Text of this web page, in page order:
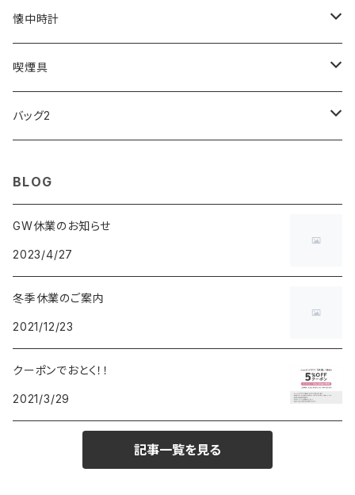
SKAGEN
FOOTBALL WATCHES
ARCA FUTURA
DISNEY
FOREVER
CLUSE
COACH
BVLGARI
VANQUISH
DUNHILL
BEAMZSQUARE
TOMMY HILFIGER
DANIEL WELLINGTON
SWAROVSKI
VIVIENNE WESTWOOD
MICHAEL KORS
MARC JACOBS
DIESEL
MONTBLANC
Fashion Accessory Cllection
ISLAND
ATLANTIC STARS
VIVIENNE WESTWOOD
POLO RALPH LAUREN
GULLWING
LESPORTSAC
PRADA
BROMPTON
HAMILTON
INCASE
MONDAINE
MAWA
その他
TANACOCORO
WOODEN
CASIO
CROSS
MONTBLANC
SWAROVSKI
CASIO
AMOS
OMMIX
COACH
CREATE
TORAY
OMRON
Micol
懐中時計
MONDAINE
喫煙具
ZIPPO
バッグ2
BLOG
GW休業のお知らせ
2023/4/27
冬季休業のご案内
2021/12/23
クーポンでおとく！！
2021/3/29
記事一覧を見る